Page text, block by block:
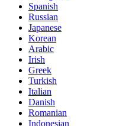
Spanish
Russian
Japanese
Korean
Arabic
Irish
Greek
Turkish
Italian
Danish
Romanian
Indonesian